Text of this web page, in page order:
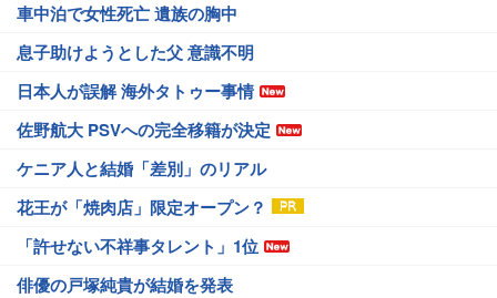
車中泊で女性死亡 遺族の胸中
息子助けようとした父 意識不明
日本人が誤解 海外タトゥー事情
佐野航大 PSVへの完全移籍が決定
ケニア人と結婚「差別」のリアル
花王が「焼肉店」限定オープン？
「許せない不祥事タレント」1位
俳優の戸塚純貴が結婚を発表